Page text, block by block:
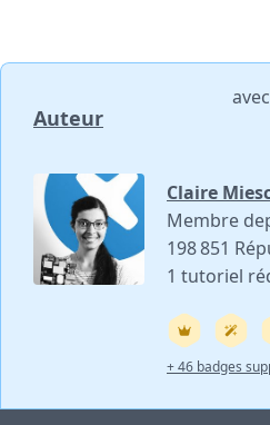
Auteur
avec
Claire
Membre
198 851
1 tutoriel
+ 46 badges